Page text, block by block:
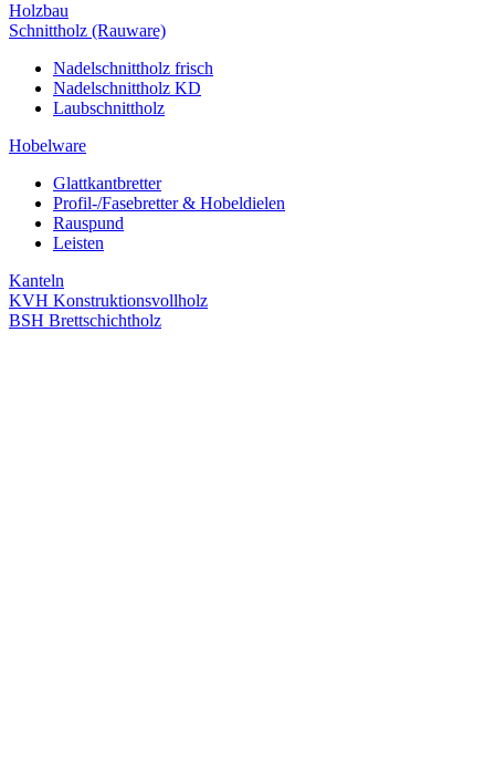
Holzbau
Schnittholz (Rauware)
Nadelschnittholz frisch
Nadelschnittholz KD
Laubschnittholz
Hobelware
Glattkantbretter
Profil-/Fasebretter & Hobeldielen
Rauspund
Leisten
Kanteln
KVH Konstruktionsvollholz
BSH Brettschichtholz